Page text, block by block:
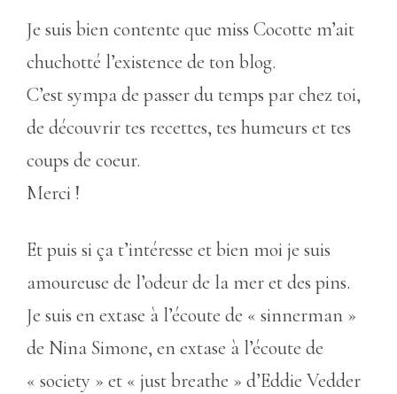
Je suis bien contente que miss Cocotte m’ait
chuchotté l’existence de ton blog.
C’est sympa de passer du temps par chez toi,
de découvrir tes recettes, tes humeurs et tes
coups de coeur.
Merci !
Et puis si ça t’intéresse et bien moi je suis
amoureuse de l’odeur de la mer et des pins.
Je suis en extase à l’écoute de « sinnerman »
de Nina Simone, en extase à l’écoute de
« society » et « just breathe » d’Eddie Vedder